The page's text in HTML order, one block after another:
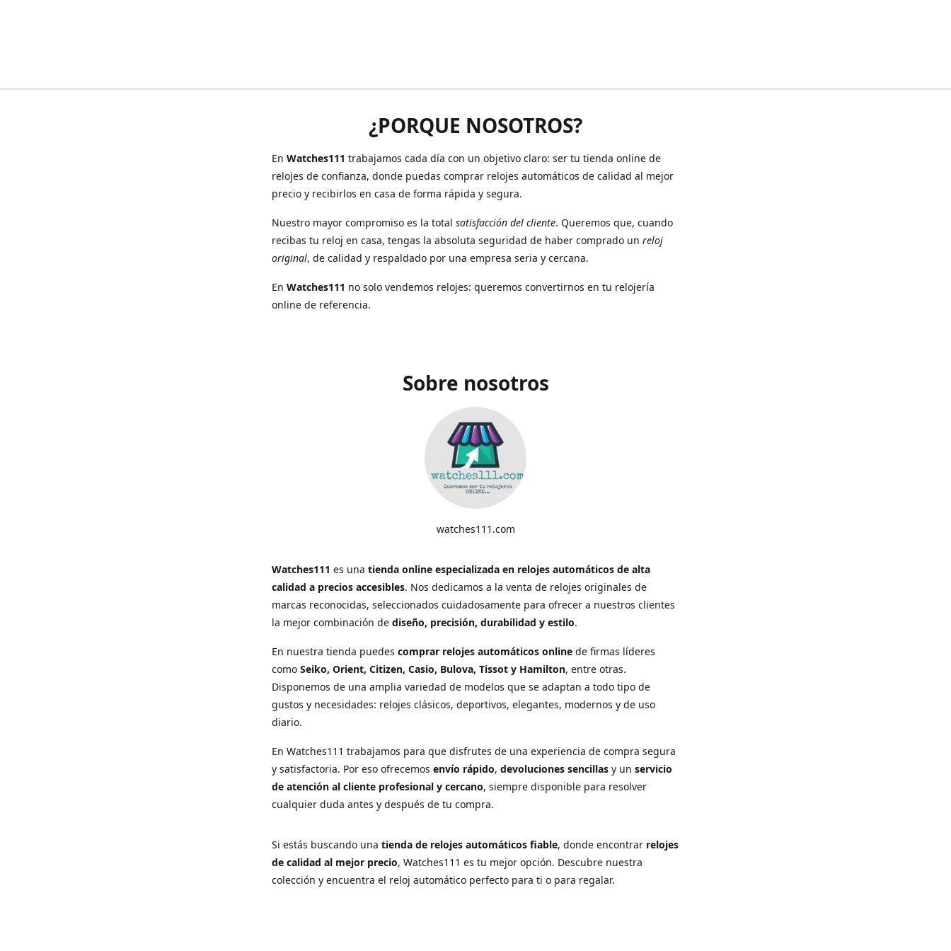
¿PORQUE NOSOTROS?
En Watches111 trabajamos cada día con un objetivo claro: ser tu tienda online de
relojes de confianza, donde puedas comprar relojes automáticos de calidad al mejor
precio y recibirlos en casa de forma rápida y segura.
Nuestro mayor compromiso es la total satisfacción del cliente. Queremos que, cuando
recibas tu reloj en casa, tengas la absoluta seguridad de haber comprado un reloj
original, de calidad y respaldado por una empresa seria y cercana.
En Watches111 no solo vendemos relojes: queremos convertirnos en tu relojería
online de referencia.
Sobre nosotros
watches111.com
Watches111 es una tienda online especializada en relojes automáticos de alta
calidad a precios accesibles. Nos dedicamos a la venta de relojes originales de
marcas reconocidas, seleccionados cuidadosamente para ofrecer a nuestros clientes
la mejor combinación de diseño, precisión, durabilidad y estilo.
En nuestra tienda puedes comprar relojes automáticos online de firmas líderes
como Seiko, Orient, Citizen, Casio, Bulova, Tissot y Hamilton, entre otras.
Disponemos de una amplia variedad de modelos que se adaptan a todo tipo de
gustos y necesidades: relojes clásicos, deportivos, elegantes, modernos y de uso
diario.
En Watches111 trabajamos para que disfrutes de una experiencia de compra segura
y satisfactoria. Por eso ofrecemos envío rápido, devoluciones sencillas y un servicio
de atención al cliente profesional y cercano, siempre disponible para resolver
cualquier duda antes y después de tu compra.
Si estás buscando una tienda de relojes automáticos fiable, donde encontrar relojes
de calidad al mejor precio, Watches111 es tu mejor opción. Descubre nuestra
colección y encuentra el reloj automático perfecto para ti o para regalar.